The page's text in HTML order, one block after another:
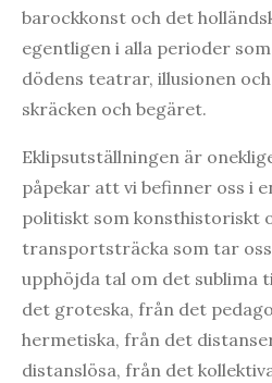
barockkonst och det
egentligen i alla perioder
dödens teatrar, illusionen
skräcken och begäret.
Eklipsutställningen är
påpekar att vi befinner oss i
politiskt som konsthistoriskt
transportsträcka som tar
upphöjda tal om det sublima
det groteska, från det
hermetiska, från det
distanslösa, från det